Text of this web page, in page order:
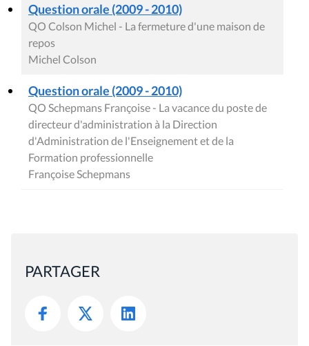
Question orale (2009 - 2010)
QO Colson Michel - La fermeture d'une maison de
repos
Michel Colson
Question orale (2009 - 2010)
QO Schepmans Françoise - La vacance du poste de
directeur d'administration à la Direction
d'Administration de l'Enseignement et de la
Formation professionnelle
Françoise Schepmans
PARTAGER